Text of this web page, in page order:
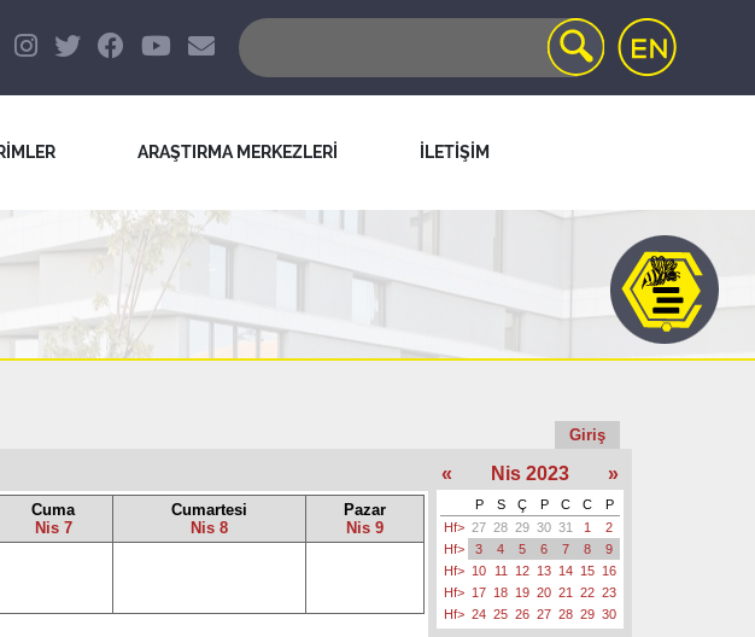
ARAŞTIRMA MERKEZLERİ İLETİŞİM
Giriş
Cuma
Nis 7
Cumartesi
Nis 8
Pazar
Nis 9
« Nis 2023 »
P S Ç P C C
P
Hf> 27 28 29 30 31 1
2
Hf>
3 4 5 6 7 8
9
Hf> 10 11 12 13 14 15 16
Hf> 17 18 19 20 21 22 23
Hf> 24 25 26 27 28 29 30